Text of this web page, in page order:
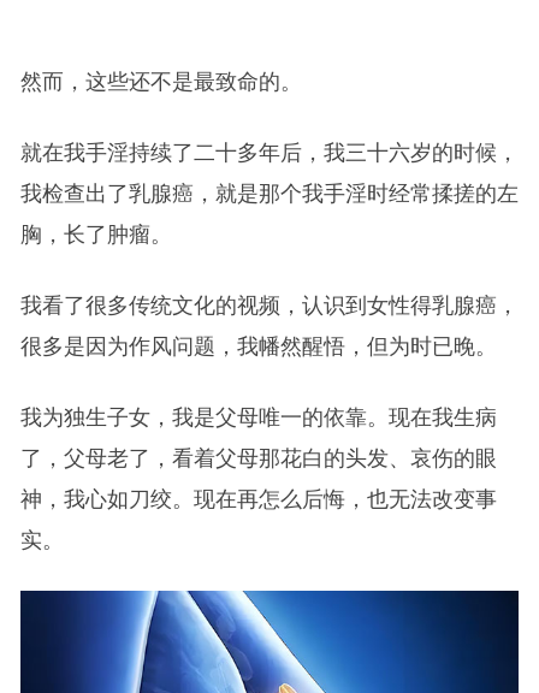
然而，这些还不是最致命的。
就在我手淫持续了二十多年后，我三十六岁的时候，
我检查出了乳腺癌，就是那个我手淫时经常揉搓的左
胸，长了肿瘤。
我看了很多传统文化的视频，认识到女性得乳腺癌，
很多是因为作风问题，我幡然醒悟，但为时已晚。
我为独生子女，我是父母唯一的依靠。现在我生病
了，父母老了，看着父母那花白的头发、哀伤的眼
神，我心如刀绞。现在再怎么后悔，也无法改变事
实。